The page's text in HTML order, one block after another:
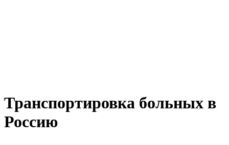
Транспортировка больных в
Россию